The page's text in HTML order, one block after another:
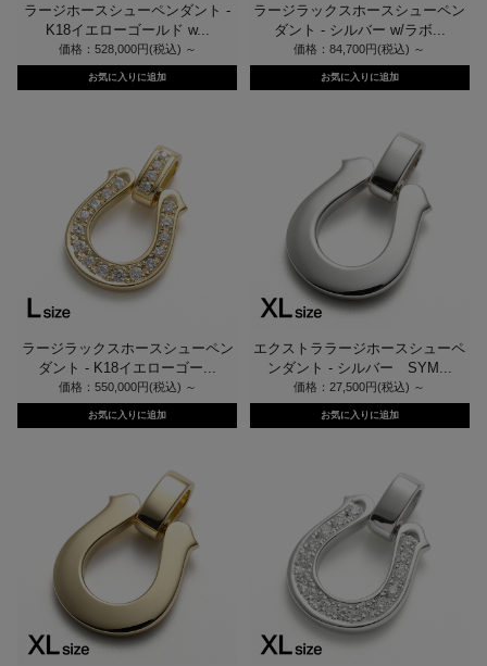
ラージホースシューペンダント -
K18イエローゴールド w...
価格：528,000円(税込) ～
ラージラックスホースシューペン
ダント - シルバー w/ラボ...
価格：84,700円(税込) ～
ラージラックスホースシューペン
ダント - K18イエローゴー...
価格：550,000円(税込) ～
エクストララージホースシューペ
ンダント - シルバー SYM...
価格：27,500円(税込) ～